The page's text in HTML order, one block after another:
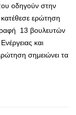
οδηγούν στην
ερώτηση
13 βουλευτών
και
σημειώνει τα